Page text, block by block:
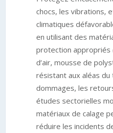
chocs, les vibrations,
climatiques
en utilisant des
protection appropriés
d’air, mousse de
résistant aux aléas
dommages, les
études sectorielles
matériaux de calage
réduire les incidents